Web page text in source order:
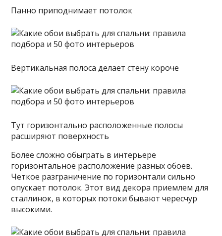
Панно приподнимает потолок
Вертикальная полоса делает стену короче
Тут горизонтально расположенные полосы
расширяют поверхность
Более сложно обыграть в интерьере
горизонтальное расположение разных обоев.
Четкое разграничение по горизонтали сильно
опускает потолок. Этот вид декора приемлем для
сталлинок, в которых потоки бывают чересчур
высокими.